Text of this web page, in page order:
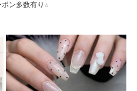
ン多数有り☆